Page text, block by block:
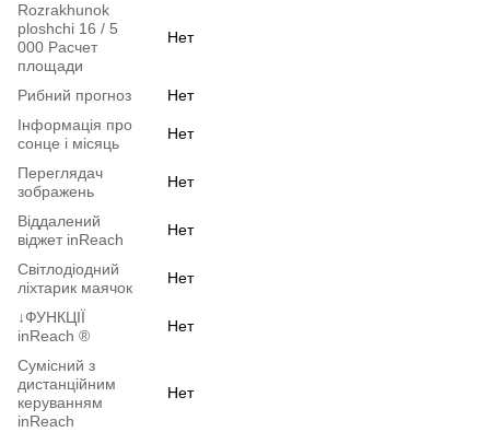
Rozrakhunok
ploshchi 16 / 5
000 Расчет
площади
Нет
Рибний прогноз
Нет
Інформація про
сонце і місяць
Нет
Переглядач
зображень
Нет
Віддалений
віджет inReach
Нет
Світлодіодний
ліхтарик маячок
Нет
↓ФУНКЦІЇ
inReach ®
Нет
Сумісний з
дистанційним
керуванням
inReach
Нет